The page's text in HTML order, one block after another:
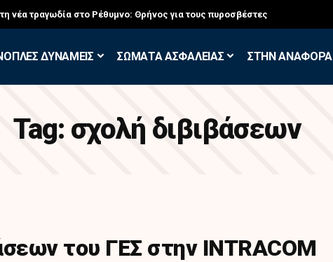
νέα τραγωδία στο Ρέθυμνο: Θρήνος για τους πυροσβέστες
ΔΥΝΑΜΕΙΣ ΣΩΜΑΤΑ ΑΣΦΑΛΕΙΑΣ ΣΤΗΝ ΑΝΑΦΟΡΑ
Tag: σχολή διβιβάσεων
του ΓΕΣ στην INTRACOM